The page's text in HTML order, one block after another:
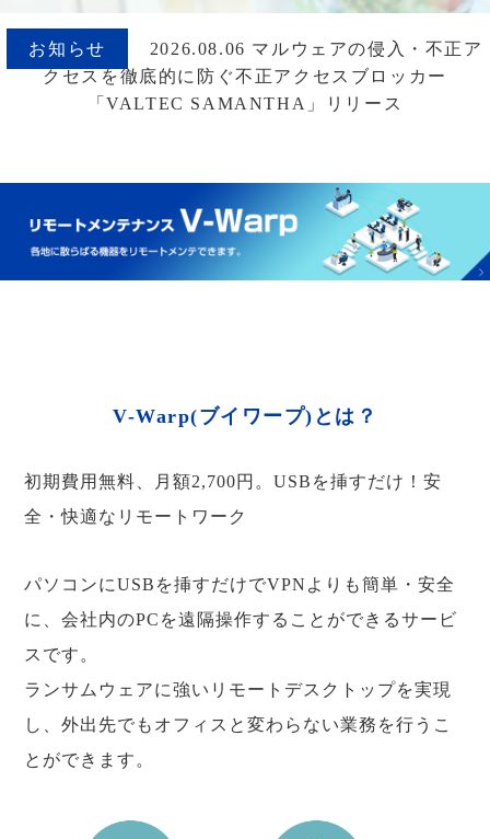
お知らせ
2026.08.06 マルウェアの侵入・不正ア
クセスを徹底的に防ぐ不正アクセスブロッカー
「VALTEC SAMANTHA」リリース
V-Warp(ブイワープ)とは？
初期費用無料、月額2,700円。USBを挿すだけ！安
全・快適なリモートワーク
パソコンにUSBを挿すだけでVPNよりも簡単・安全
に、会社内のPCを遠隔操作することができるサービ
スです。
ランサムウェアに強いリモートデスクトップを実現
し、外出先でもオフィスと変わらない業務を行うこ
とができます。